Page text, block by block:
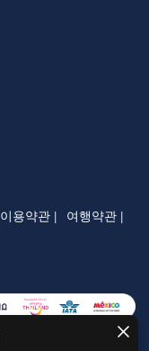
이용약관 |
여행약관 |